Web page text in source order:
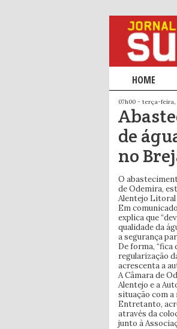
MenuSALTAR
SALTAR
HOME
07h00 - terça-
de
no
O
de Odemira,
Alentejo Litoral
Em
explica que
qualidade da
a segurança
De forma, “fica
regularização
acrescenta a
A Câmara de
Alentejo e a
situação com a
Entretanto,
através da
junto à